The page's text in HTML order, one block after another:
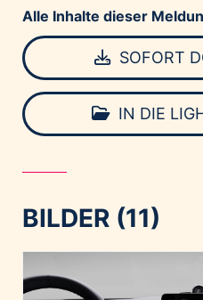
Alle Inhalte dieser
SOFORT
IN DIE
BILDER (11)